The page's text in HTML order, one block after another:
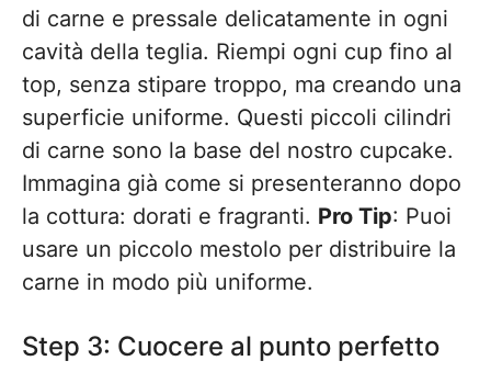
di carne e pressale delicatamente in ogni
cavità della teglia. Riempi ogni cup fino al
top, senza stipare troppo, ma creando una
superficie uniforme. Questi piccoli cilindri
di carne sono la base del nostro cupcake.
Immagina già come si presenteranno dopo
la cottura: dorati e fragranti. Pro Tip: Puoi
usare un piccolo mestolo per distribuire la
carne in modo più uniforme.
Step 3: Cuocere al punto perfetto